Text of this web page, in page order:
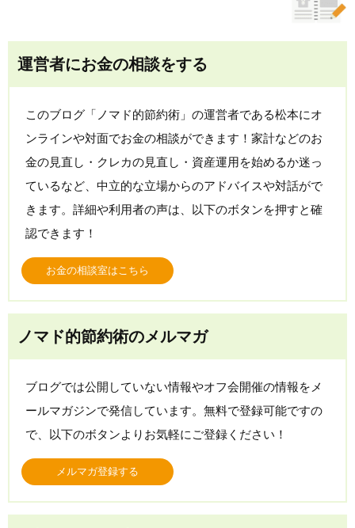
運営者にお金の相談をする
このブログ「ノマド的節約術」の運営者である松本にオ
ンラインや対面でお金の相談ができます！家計などのお
金の見直し・クレカの見直し・資産運用を始めるか迷っ
ているなど、中立的な立場からのアドバイスや対話がで
きます。詳細や利用者の声は、以下のボタンを押すと確
認できます！
お金の相談室はこちら
ノマド的節約術のメルマガ
ブログでは公開していない情報やオフ会開催の情報をメ
ールマガジンで発信しています。無料で登録可能ですの
で、以下のボタンよりお気軽にご登録ください！
メルマガ登録する